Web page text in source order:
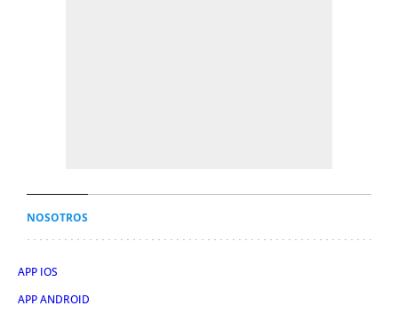
NOSOTROS
APP IOS
APP ANDROID